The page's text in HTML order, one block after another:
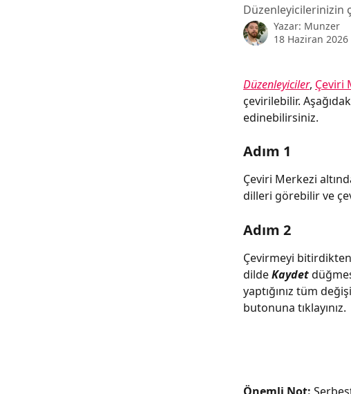
Düzenleyicilerinizin
Yazar: Munzer
18 Haziran 2026
Düzenleyiciler, Çeviri
çevirilebilir.
edinebilirsiniz.
Adım 1
Çeviri Merkezi
dilleri görebilir ve
Adım 2
Çevirmeyi
dilde Kaydet
yaptığınız tüm
butonuna tıklayınız.